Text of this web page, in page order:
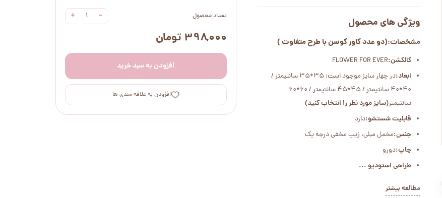
تعداد محصول −
+
۳۹۸,۰۰۰ تومان
افزودن به سبد خرید
افزودن به علاقه مندی ها
ویژگی های محصول
مشخصات:(دو عدد کاور کوسن با طرح متفاوت )
کالکشن:FLOWER FOR EVER
ابعاد:
در چهار سایز موجود است: 35*35 سانتیمتر /
40*40 سانتیمتر / 45*45 سانتیمتر / 60*60
سانتیمتر(سایز مورد نظر را انتخاب کنید)
قابلیت شستشو:دارد
جنس:مخمل مبلی، زیپ مخفی درجه یک
چاپ:دورو
طراحی استودیو ...
مطالعه بیشتر